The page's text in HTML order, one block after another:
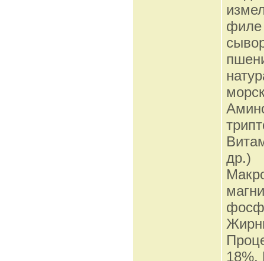
филе
др.)
18%,